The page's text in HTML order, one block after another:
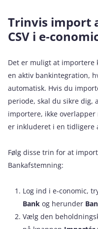
Trinvis import
CSV i
Det er muligt at importere
en aktiv bankintegration,
automatisk. Hvis du
periode, skal du sikre dig,
importere, ikke
er inkluderet i en tidligere
Følg disse trin for at
Bankafstemning:
Log ind i e‑conomic,
Bank og herunder
Vælg den